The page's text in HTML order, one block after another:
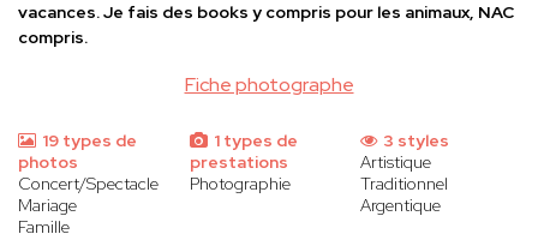
Fiche photographe
vacances. Je fais des books y compris pour les animaux, NAC
compris.
19 types de
photos
Concert/Spectacle
Mariage
Famille
1 types de
prestations
Photographie
3 styles
Artistique
Traditionnel
Argentique